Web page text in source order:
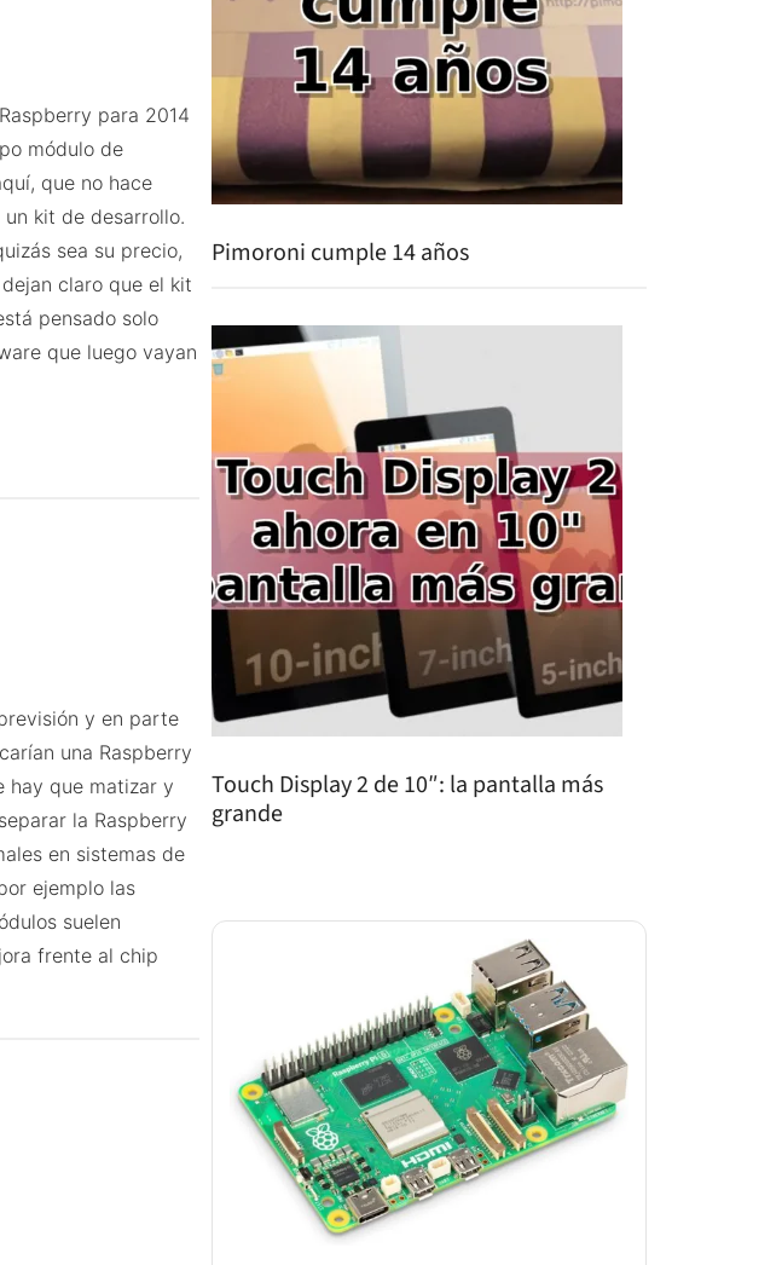
para 2014
módulo de
que no hace
kit de desarrollo.
sea su precio,
claro que el kit
pensado solo
que luego vayan
y en parte
una Raspberry
hay que matizar y
la Raspberry
en sistemas de
ejemplo las
suelen
frente al chip
Pimoroni cumple 14 años
Touch Display 2 de 10″: la pantalla más
grande